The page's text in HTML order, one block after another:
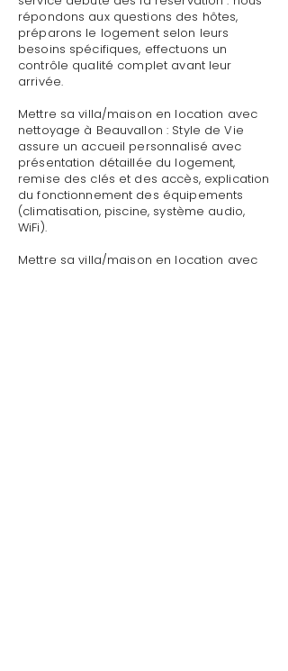
répondons aux questions des hôtes,
préparons le logement selon leurs
besoins spécifiques, effectuons un
contrôle qualité complet avant leur
arrivée.
Mettre sa villa/maison en location avec
nettoyage à Beauvallon : Style de Vie
assure un accueil personnalisé avec
présentation détaillée du logement,
remise des clés et des accès, explication
du fonctionnement des équipements
(climatisation, piscine, système audio,
WiFi).
Mettre sa villa/maison en location avec